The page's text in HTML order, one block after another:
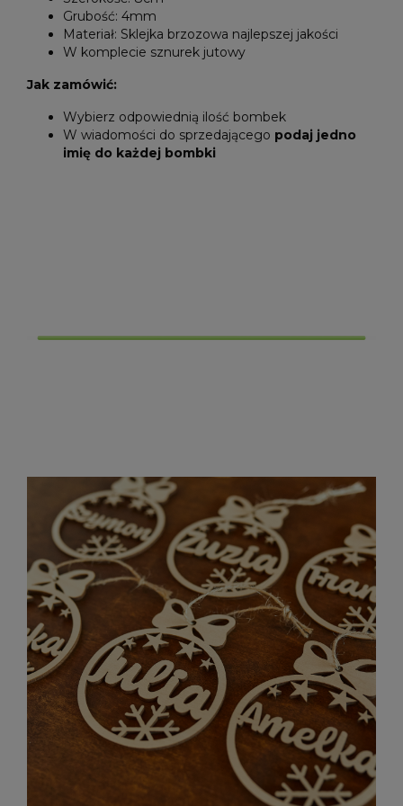
Grubość: 4mm
Materiał: Sklejka brzozowa najlepszej jakości
W komplecie sznurek jutowy
Jak zamówić:
Wybierz odpowiednią ilość bombek
W wiadomości do sprzedającego podaj jedno
imię do każdej bombki